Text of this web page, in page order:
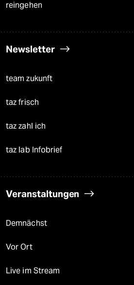
reingehen
Newsletter
team zukunft
taz frisch
taz zahl ich
taz lab Infobrief
Veranstaltungen
Demnächst
Vor Ort
Live im Stream